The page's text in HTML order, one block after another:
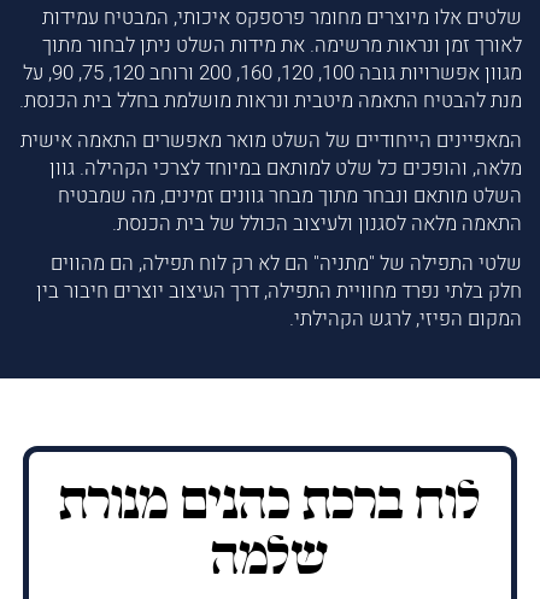
שלטים אלו מיוצרים מחומר פרספקס איכותי, המבטיח עמידות
לאורך זמן ונראות מרשימה. את מידות השלט ניתן לבחור מתוך
מגוון אפשרויות גובה 100, 120, 160, 200 ורוחב 120, 75, 90, על
מנת להבטיח התאמה מיטבית ונראות מושלמת בחלל בית הכנסת.
המאפיינים הייחודיים של השלט מואר מאפשרים התאמה אישית
מלאה, והופכים כל שלט למותאם במיוחד לצרכי הקהילה. גוון
השלט מותאם ונבחר מתוך מבחר גוונים זמינים, מה שמבטיח
התאמה מלאה לסגנון ולעיצוב הכולל של בית הכנסת.
שלטי התפילה של "מתניה" הם לא רק לוח תפילה, הם מהווים
חלק בלתי נפרד מחוויית התפילה, דרך העיצוב יוצרים חיבור בין
המקום הפיזי, לרגש הקהילתי.
לוח ברכת כהנים מנורת
שלמה